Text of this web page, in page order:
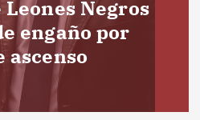
Negros
engaño por
ascenso